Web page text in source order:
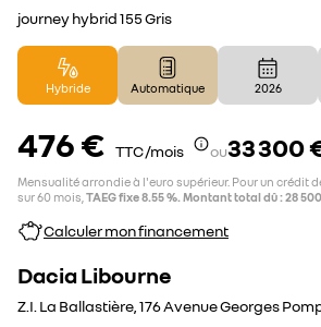
journey hybrid 155 Gris
Hybride Automatique 2026
476 € TTC /mois ou33 300
Mensualité arrondie à l'euro supérieur. Pour un crédit
sur 60 mois, TAEG fixe 8.55 %. Montant total dû : 28
Calculer mon financement
Dacia Libourne
Z.I. La Ballastière, 176 Avenue Georges